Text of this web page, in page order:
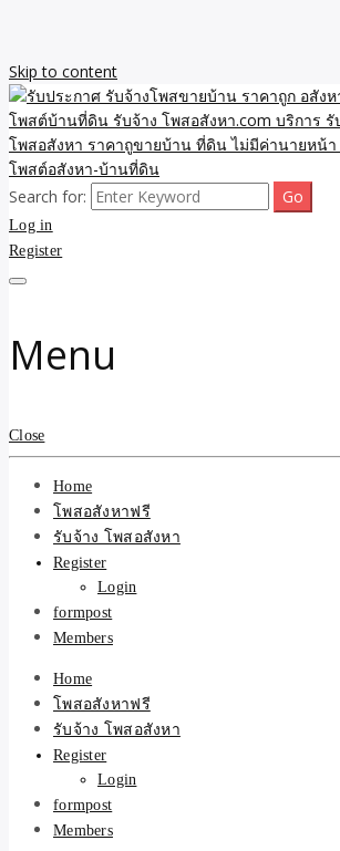
Skip to content
รับประกาศ รับจ้าง
บ้าน ราคาถูก อสัง
รับจ้าง โพสอสังหา
บริการ รับโพส ประ
รับจ้างโพสอสังหา
ขายบ้าน ที่ดิน ไม่
หน้า โดย ทีมงาน
โพสต์อสังหา-บ้าน
รับจ้างโพสขายบ้าน ราคาถูก ประกาศ ขายอสังห
หน้า โพสอสังหา รับจ้างโพสขายบ้านบริการ รับจ้า
ขายบ้าน ขายที่ดิน เว็บประกาศ โพส โฆษณา ลงป
Search for:
Log in
Register
Menu
Close
Home
โพสอสังหาฟรี
รับจ้าง โพสอสังหา
Register
Login
formpost
Members
Home
โพสอสังหาฟรี
รับจ้าง โพสอสังหา
Register
Login
formpost
Members